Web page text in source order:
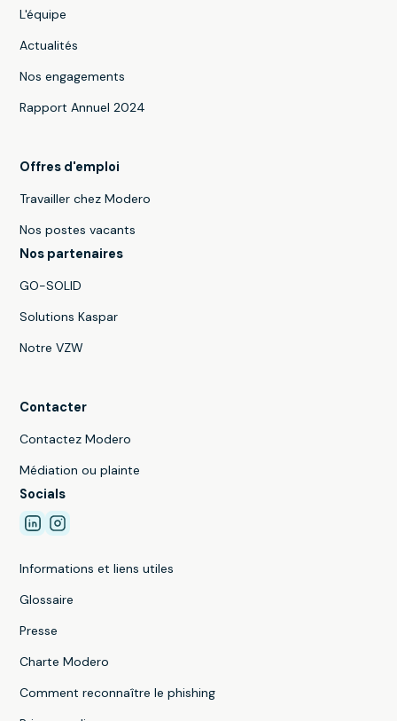
L'équipe
Actualités
Nos engagements
Rapport Annuel 2024
Offres d'emploi
Travailler chez Modero
Nos postes vacants
Nos partenaires
GO-SOLID
Solutions Kaspar
Notre VZW
Contacter
Contactez Modero
Médiation ou plainte
Socials
Informations et liens utiles
Glossaire
Presse
Charte Modero
Comment reconnaître le phishing